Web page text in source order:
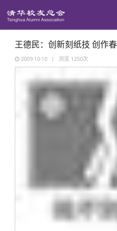
地区联络
院系校友工作
专业委员会
兴趣群体
回馈母校
捐赠新闻
捐赠纪事
捐赠方法
《清华校友通
《水木清华》
我要订阅
清华人物
清华故事
校友文苑
终身学习
三创大赛
校友总会
会长致辞
关闭
王德民：创新刻纸技 创作
2009-10-10 | 浏览 1250次